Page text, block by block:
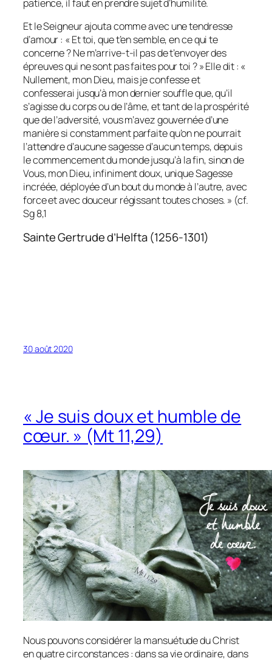
patience, il faut en prendre sujet d’humilité.
Et le Seigneur ajouta comme avec une tendresse
d’amour : « Et toi, que t’en semble, en ce qui te
concerne ? Ne m’arrive-t-il pas de t’envoyer des
épreuves qui ne sont pas faites pour toi ? » Elle dit : «
Nullement, mon Dieu, mais je confesse et
confesserai jusqu’à mon dernier souffle que, qu’il
s’agisse du corps ou de l’âme, et tant de la prospérité
que de l’adversité, vous m’avez gouvernée d’une
manière si constamment parfaite qu’on ne pourrait
l’attendre d’aucune sagesse d’aucun temps, depuis
le commencement du monde jusqu’à la fin, sinon de
Vous, mon Dieu, infiniment doux, unique Sagesse
incréée, déployée d’un bout du monde à l’autre, avec
force et avec douceur régissant toutes choses. » (cf.
Sg 8,1
Sainte Gertrude d’Helfta (1256-1301)
30 août 2020
« Je suis doux et humble de
cœur. » (Mt 11,29)
Nous pouvons considérer la mansuétude du Christ
en quatre circonstances : dans sa vie ordinaire, dans